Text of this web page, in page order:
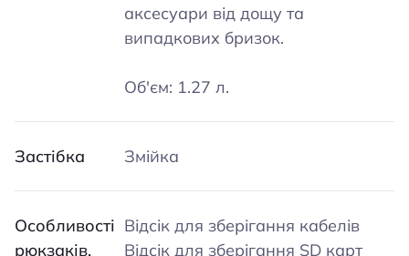
аксесуари від дощу та
випадкових бризок.
Об'єм: 1.27 л.
Застібка Змійка
Особливості
рюкзаків,
Відсік для зберігання кабелів
Відсік для зберігання SD карт